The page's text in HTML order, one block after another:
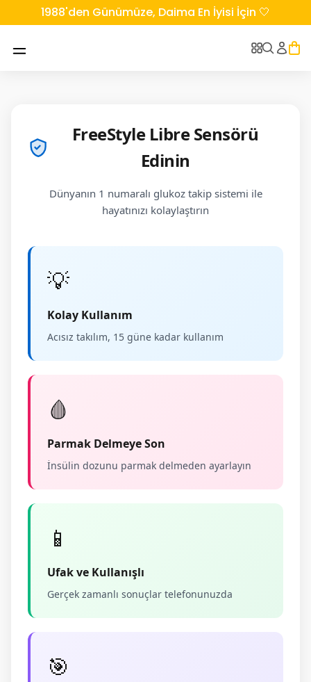
1988'den Günümüze, Daima En İyisi İçin 🤍
FreeStyle Libre Sensörü
Edinin
Dünyanın 1 numaralı glukoz takip sistemi ile
hayatınızı kolaylaştırın
💡
Kolay Kullanım
Acısız takılım, 15 güne kadar kullanım
🩸
Parmak Delmeye Son
İnsülin dozunu parmak delmeden ayarlayın
📱
Ufak ve Kullanışlı
Gerçek zamanlı sonuçlar telefonunuzda
🎯